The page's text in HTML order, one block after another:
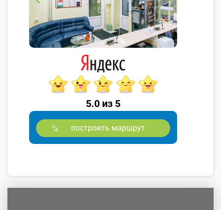
5.0 из 5
построить маршрут